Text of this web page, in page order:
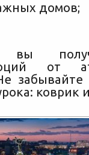
домов;
вы
от
забывайте
коврик